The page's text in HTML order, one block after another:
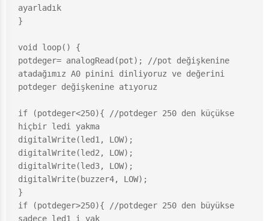
ayarladık
}
void loop() {
potdeger= analogRead(pot); //pot değişkenine
atadağımız A0 pinini dinliyoruz ve değerini
potdeger değişkenine atıyoruz
if (potdeger<250){ //potdeger 250 den küçükse
hiçbir ledi yakma
digitalWrite(led1, LOW);
digitalWrite(led2, LOW);
digitalWrite(led3, LOW);
digitalWrite(buzzer4, LOW);
}
if (potdeger>250){ //potdeger 250 den büyükse
sadece led1 i yak